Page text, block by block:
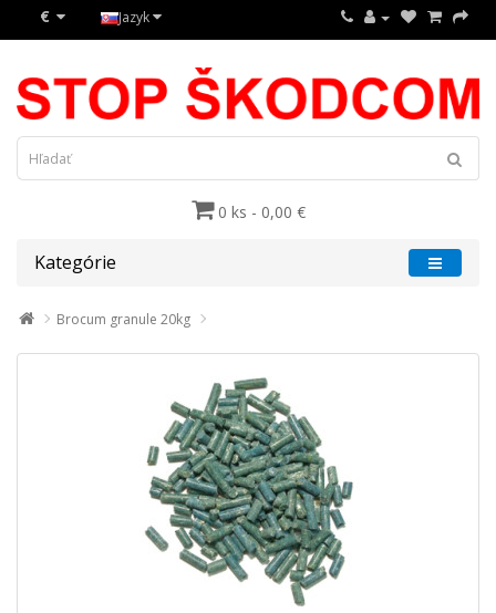
€ Jazyk
0 ks - 0,00 €
Kategórie
Brocum granule 20kg